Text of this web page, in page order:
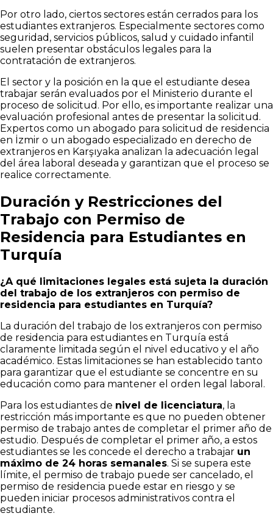
Por otro lado, ciertos sectores están cerrados para los
estudiantes extranjeros. Especialmente sectores como
seguridad, servicios públicos, salud y cuidado infantil
suelen presentar obstáculos legales para la
contratación de extranjeros.
El sector y la posición en la que el estudiante desea
trabajar serán evaluados por el Ministerio durante el
proceso de solicitud. Por ello, es importante realizar una
evaluación profesional antes de presentar la solicitud.
Expertos como un abogado para solicitud de residencia
en İzmir o un abogado especializado en derecho de
extranjeros en Karşıyaka analizan la adecuación legal
del área laboral deseada y garantizan que el proceso se
realice correctamente.
Duración y Restricciones del
Trabajo con Permiso de
Residencia para Estudiantes en
Turquía
¿A qué limitaciones legales está sujeta la duración
del trabajo de los extranjeros con permiso de
residencia para estudiantes en Turquía?
La duración del trabajo de los extranjeros con permiso
de residencia para estudiantes en Turquía está
claramente limitada según el nivel educativo y el año
académico. Estas limitaciones se han establecido tanto
para garantizar que el estudiante se concentre en su
educación como para mantener el orden legal laboral.
Para los estudiantes de nivel de licenciatura, la
restricción más importante es que no pueden obtener
permiso de trabajo antes de completar el primer año de
estudio. Después de completar el primer año, a estos
estudiantes se les concede el derecho a trabajar un
máximo de 24 horas semanales. Si se supera este
límite, el permiso de trabajo puede ser cancelado, el
permiso de residencia puede estar en riesgo y se
pueden iniciar procesos administrativos contra el
estudiante.